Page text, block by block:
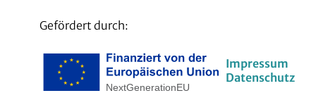
Gefördert durch:
Impressum
Datenschutz